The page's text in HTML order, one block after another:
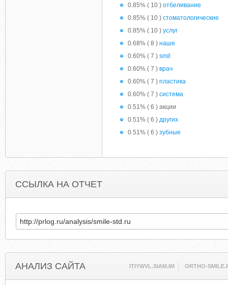
0.85% ( 10 ) отбеливание
0.85% ( 10 ) стоматологические
0.85% ( 10 ) услуг
0.68% ( 8 ) наше
0.60% ( 7 ) smil
0.60% ( 7 ) врач
0.60% ( 7 ) пластика
0.60% ( 7 ) система
0.51% ( 6 ) акции
0.51% ( 6 ) других
0.51% ( 6 ) зубные
ССЫЛКА НА ОТЧЕТ
АНАЛИЗ САЙТА ITIYWVL.SIAM.IM ORTHO-